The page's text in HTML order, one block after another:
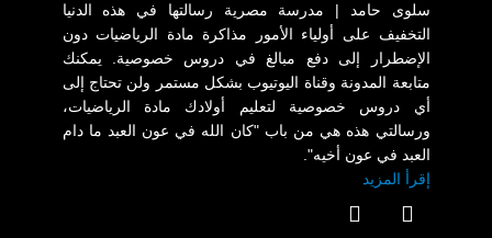
سلوى حامد | مدرسة مصرية رسالتها في هذه الدنيا
التخفيف على أولياء الأمور مذاكرة مادة الرياضيات دون
الإضطرار إلى دفع مبالغ في دروس خصوصية. يمكنك
متابعة المدونة وقناة اليوتيوب بشكل مستمر ولن تحتاج إلى
أي دروس خصوصية لتعليم أولادك مادة الرياضيات،
ورسالتي هذه هي من باب "كان الله في عون العبد ما دام
العبد في عون أخيه".
إقرأ المزيد